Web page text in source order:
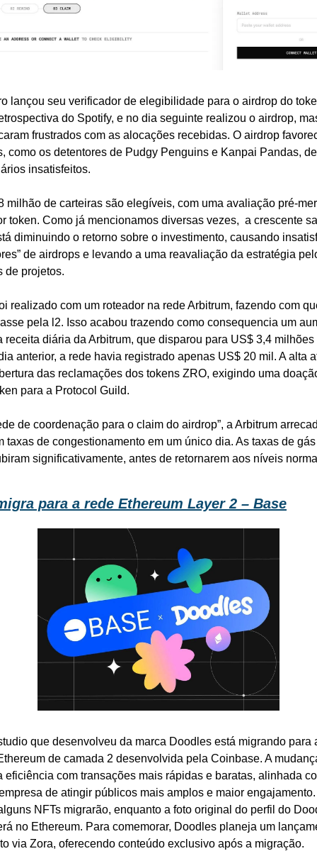
lançou seu verificador de elegibilidade para o airdrop do
do Spotify, e no dia seguinte realizou o airdrop,
frustrados com as alocações recebidas. O airdrop
como os detentores de Pudgy Penguins e Kanpai Pandas,
insatisfeitos.
milhão de carteiras são elegíveis, com uma avaliação pré-
token. Como já mencionamos diversas vezes,  a crescente
diminuindo o retorno sobre o investimento, causando
de airdrops e levando a uma reavaliação da estratégia
de projetos.
realizado com um roteador na rede Arbitrum, fazendo com
pela l2. Isso acabou trazendo como consequencia um
receita diária da Arbitrum, que disparou para US$ 3,4 milhões
anterior, a rede havia registrado apenas US$ 20 mil. A alta
das reclamações dos tokens ZRO, exigindo uma
para a Protocol Guild.
de coordenação para o claim do airdrop”, a Arbitrum
taxas de congestionamento em um único dia. As taxas de
significativamente, antes de retornarem aos níveis
para a rede Ethereum Layer 2 – Base
que desenvolveu da marca Doodles está migrando para
de camada 2 desenvolvida pela Coinbase. A
eficiência com transações mais rápidas e baratas, alinhada
de atingir públicos mais amplos e maior
NFTs migrarão, enquanto a foto original do perfil do
no Ethereum. Para comemorar, Doodles planeja um
via Zora, oferecendo conteúdo exclusivo após a migração.